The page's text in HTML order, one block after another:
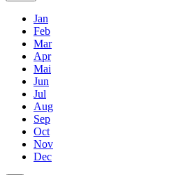
Jan
Feb
Mar
Apr
Mai
Jun
Jul
Aug
Sep
Oct
Nov
Dec